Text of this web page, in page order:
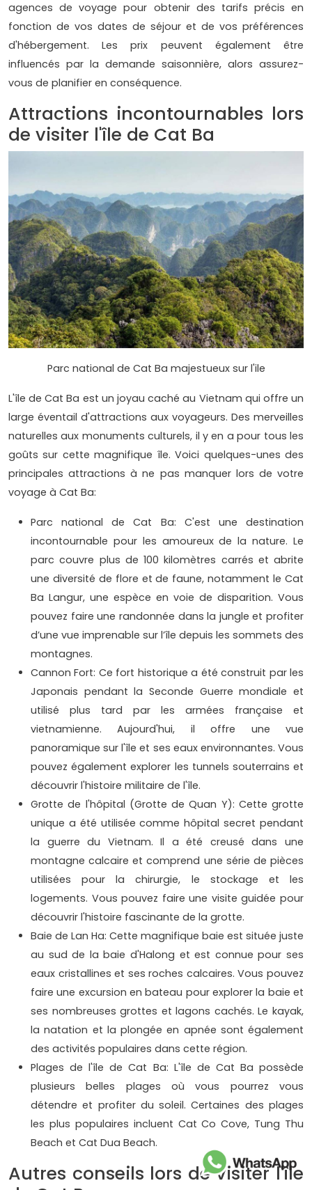
agences de voyage pour obtenir des tarifs précis en
fonction de vos dates de séjour et de vos préférences
d'hébergement. Les prix peuvent également être
influencés par la demande saisonnière, alors assurez-
vous de planifier en conséquence.
Attractions incontournables lors
de visiter l'île de Cat Ba
Parc national de Cat Ba majestueux sur l'ile
L'île de Cat Ba est un joyau caché au Vietnam qui offre un
large éventail d'attractions aux voyageurs. Des merveilles
naturelles aux monuments culturels, il y en a pour tous les
goûts sur cette magnifique île. Voici quelques-unes des
principales attractions à ne pas manquer lors de votre
voyage à Cat Ba:
Parc national de Cat Ba: C'est une destination
incontournable pour les amoureux de la nature. Le
parc couvre plus de 100 kilomètres carrés et abrite
une diversité de flore et de faune, notamment le Cat
Ba Langur, une espèce en voie de disparition. Vous
pouvez faire une randonnée dans la jungle et profiter
d’une vue imprenable sur l’île depuis les sommets des
montagnes.
Cannon Fort: Ce fort historique a été construit par les
Japonais pendant la Seconde Guerre mondiale et
utilisé plus tard par les armées française et
vietnamienne. Aujourd'hui, il offre une vue
panoramique sur l'île et ses eaux environnantes. Vous
pouvez également explorer les tunnels souterrains et
découvrir l'histoire militaire de l'île.
Grotte de l'hôpital (Grotte de Quan Y): Cette grotte
unique a été utilisée comme hôpital secret pendant
la guerre du Vietnam. Il a été creusé dans une
montagne calcaire et comprend une série de pièces
utilisées pour la chirurgie, le stockage et les
logements. Vous pouvez faire une visite guidée pour
découvrir l'histoire fascinante de la grotte.
Baie de Lan Ha: Cette magnifique baie est située juste
au sud de la baie d'Halong et est connue pour ses
eaux cristallines et ses roches calcaires. Vous pouvez
faire une excursion en bateau pour explorer la baie et
ses nombreuses grottes et lagons cachés. Le kayak,
la natation et la plongée en apnée sont également
des activités populaires dans cette région.
Plages de l'île de Cat Ba: L'île de Cat Ba possède
plusieurs belles plages où vous pourrez vous
détendre et profiter du soleil. Certaines des plages
les plus populaires incluent Cat Co Cove, Tung Thu
Beach et Cat Dua Beach.
Autres conseils lors de visiter l'île